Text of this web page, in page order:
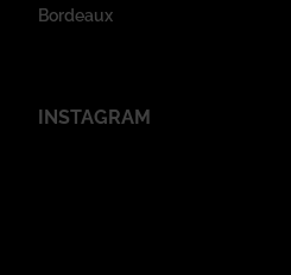
Bordeaux
INSTAGRAM